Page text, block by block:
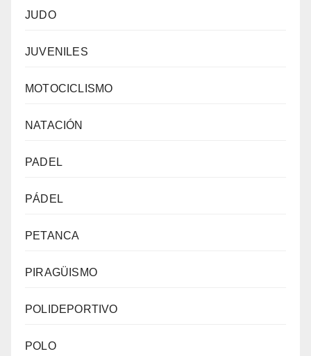
JUDO
JUVENILES
MOTOCICLISMO
NATACIÓN
PADEL
PÁDEL
PETANCA
PIRAGÜISMO
POLIDEPORTIVO
POLO